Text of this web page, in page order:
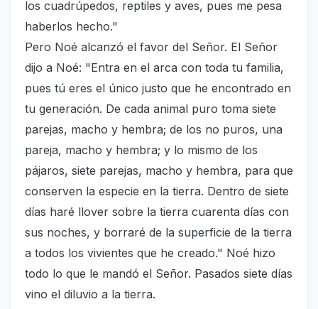
los cuadrúpedos, reptiles y aves, pues me pesa
haberlos hecho."
Pero Noé alcanzó el favor del Señor. El Señor
dijo a Noé: "Entra en el arca con toda tu familia,
pues tú eres el único justo que he encontrado en
tu generación. De cada animal puro toma siete
parejas, macho y hembra; de los no puros, una
pareja, macho y hembra; y lo mismo de los
pájaros, siete parejas, macho y hembra, para que
conserven la especie en la tierra. Dentro de siete
días haré llover sobre la tierra cuarenta días con
sus noches, y borraré de la superficie de la tierra
a todos los vivientes que he creado." Noé hizo
todo lo que le mandó el Señor. Pasados siete días
vino el diluvio a la tierra.